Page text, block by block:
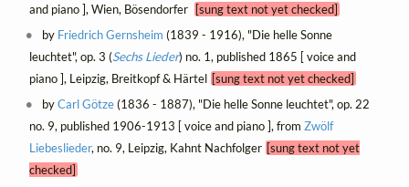
and piano ], Wien, Bösendorfer
[sung text not yet checked]
by Friedrich Gernsheim (1839 - 1916), "Die helle Sonne
leuchtet", op. 3 (Sechs Lieder) no. 1, published 1865 [ voice and
piano ], Leipzig, Breitkopf & Härtel [sung text not yet checked]
byCarl Götze(1836 - 1887), "Die helle Sonne leuchtet", op. 22
no. 9, published 1906-1913 [ voice and piano ], from Zwölf
Liebeslieder, no. 9, Leipzig, Kahnt Nachfolger [sung text not yet
checked]